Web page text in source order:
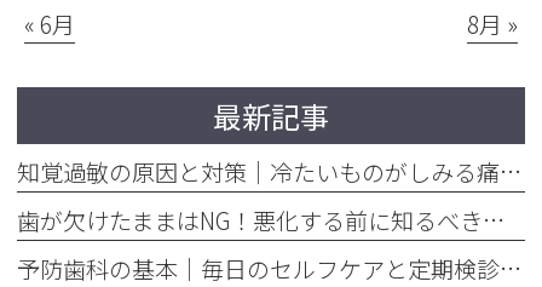
« 6月 8月 »
最新記事
知覚過敏の原因と対策｜冷たいものがしみる痛みを今すぐ和らげる方法
歯が欠けたままはNG！悪化する前に知るべき応急処置と歯医者での治療
予防歯科の基本｜毎日のセルフケアと定期検診で将来の歯を守る方法